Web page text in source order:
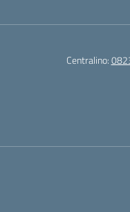
Centralino: